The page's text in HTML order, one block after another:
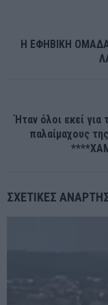
Η ΕΦΗΒΙΚΗ
Ήταν όλοι εκεί για
παλαίμαχους
ΣΧΕΤΙΚΈΣ